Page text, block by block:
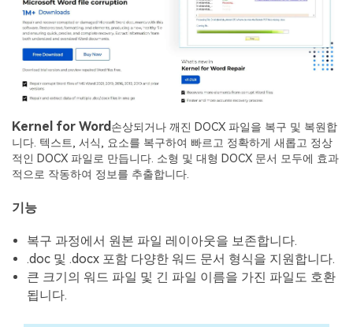
Kernel for Word손상되거나 깨진 DOCX 파일을 복구 및 복원합
니다. 텍스트, 서식, 요소를 복구하여 빠르고 정확하게 새롭고 정상
적인 DOCX 파일로 만듭니다. 소형 및 대형 DOCX 문서 모두에 효과
적으로 작동하여 정보를 추출합니다.
기능
복구 과정에서 원본 파일 레이아웃을 보존합니다.
.doc 및 .docx 포함 다양한 워드 문서 형식을 지원합니다.
큰 크기의 워드 파일 및 긴 파일 이름을 가진 파일도 호환
됩니다.